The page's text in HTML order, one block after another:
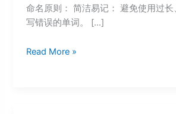
命名原则： 简洁易记： 避免使用过
写错误的单词。 […]
Read More »